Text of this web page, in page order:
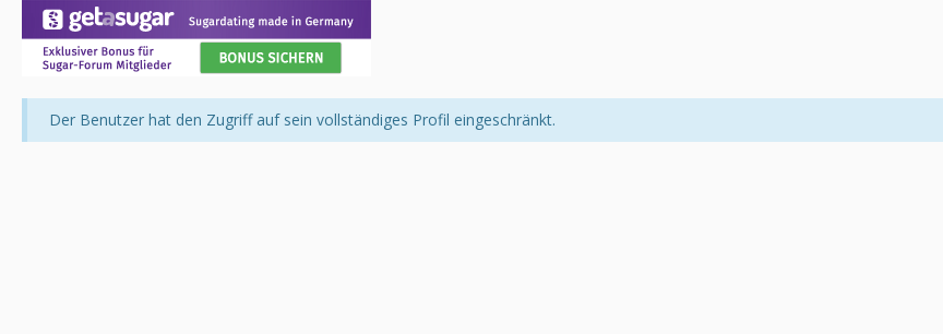
Der Benutzer hat den Zugriff auf sein vollständiges Profil eingeschränkt.